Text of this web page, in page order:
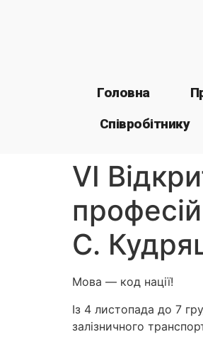
Головна
Співробітнику
VI
С.
Мова — код нації!
Із 4 листопада до 7
залізничного